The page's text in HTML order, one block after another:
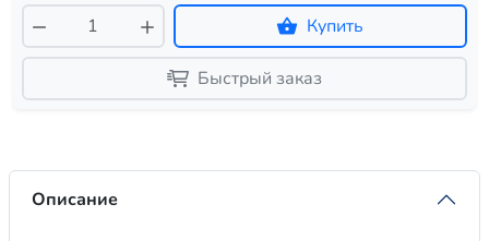
Купить
Быстрый заказ
Описание